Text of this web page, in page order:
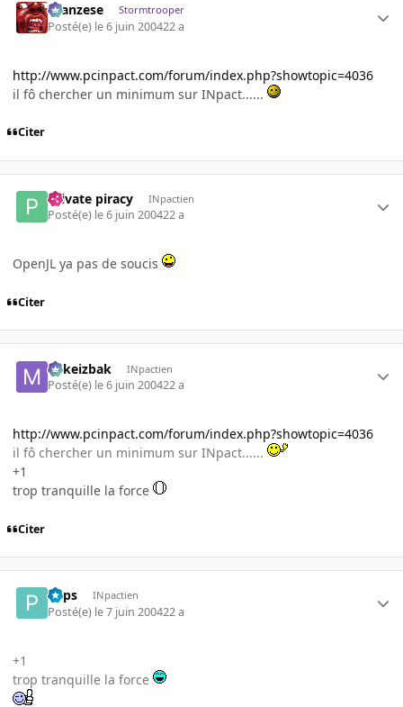
ilcanzese Stormtrooper
Posté(e) le 6 juin 200422 a
http://www.pcinpact.com/forum/index.php?showtopic=4036
il fô chercher un minimum sur INpact......
Citer
Private piracy INpactien
Posté(e) le 6 juin 200422 a
OpenJL ya pas de soucis
Citer
Mikeizbak INpactien
Posté(e) le 6 juin 200422 a
http://www.pcinpact.com/forum/index.php?showtopic=4036
il fô chercher un minimum sur INpact......
+1
trop tranquille la force
Citer
Paps INpactien
Posté(e) le 7 juin 200422 a
+1
trop tranquille la force